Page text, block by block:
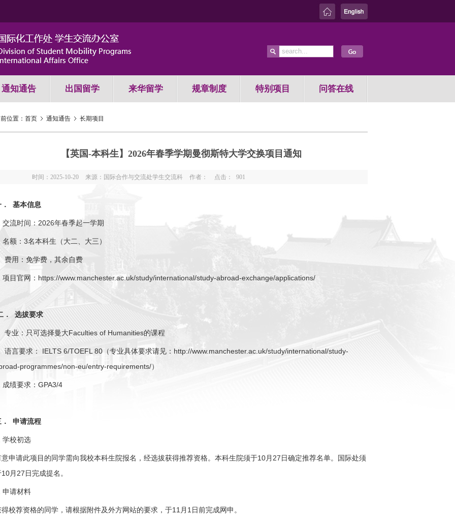
通知通告 出国留学 来华留学 规章制度 特别项目 问答在线
位置： 首页 通知通告 长期项目
【英国-本科生】2026年春季学期曼彻斯特大学交换项目通知
时间：2025-10-20 来源：国际合作与交流处学生交流科 作者： 点击： 901
基本信息
交流时间： 2026年春季起一学期
名额： 3名本科生（大二、大三）
费用：免学费，其余自费
项目官网： https://www.manchester.ac.uk/study/international/study-abroad-exchange/applications/
． 选拔要求
专业：只可选择曼大Faculties of Humanities的课程
语言要求： IELTS 6/TOEFL 80 （专业具体要求请见： http://www.manchester.ac.uk/study/international/study-
programmes/non-eu/entry-requirements/）
成绩要求： GPA3/4
申请流程
学校初选
意申请此项目的同学需向我校本科生院报名，经选拔获得推荐资格。本科生院须于10月 27日确定推荐名单。国际处须
10月 27日完成提名。
申请材料
得校荐资格的同学，请根据附件及外方网站的要求，于11 月 1 日前完成网申。